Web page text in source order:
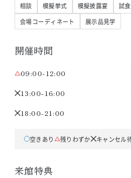
相談 模擬挙式 模擬披露宴 試食
会場コーディネート
展示品見学
開催時間
09:00-12:00
13:00-16:00
18:00-21:00
空きあり 残りわずか キャンセル
来館特典